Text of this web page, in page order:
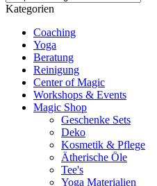
Kategorien
Coaching
Yoga
Beratung
Reinigung
Center of Magic
Workshops & Events
Magic Shop
Geschenke Sets
Deko
Kosmetik & Pflege
Ätherische Öle
Tee's
Yoga Materialien